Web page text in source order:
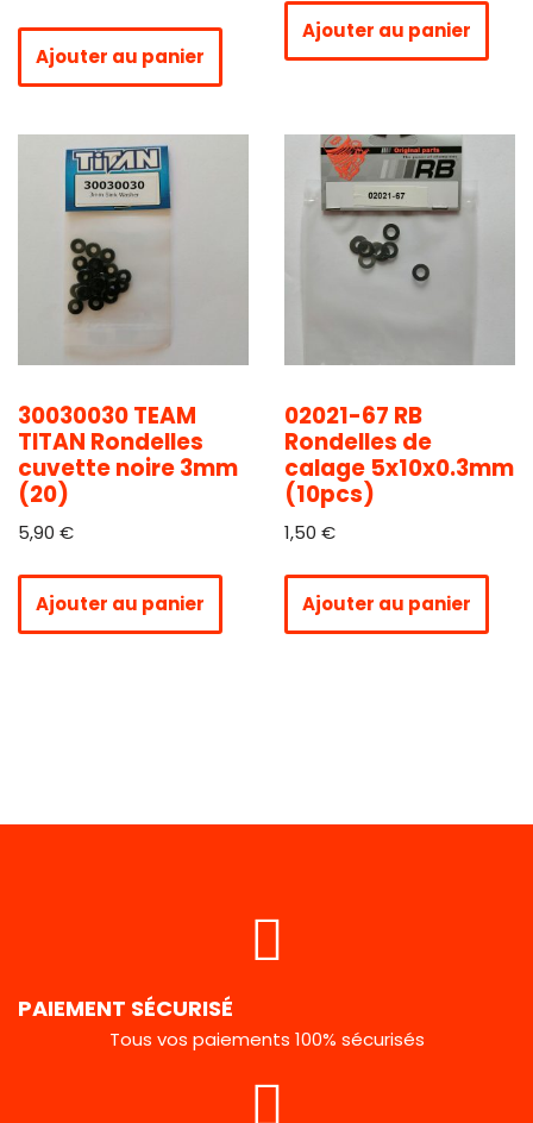
Ajouter au panier
Ajouter au panier
30030030 TEAM
TITAN Rondelles
cuvette noire 3mm
(20)
5,90 €
Ajouter au panier
02021-67 RB
Rondelles de
calage 5x10x0.3mm
(10pcs)
1,50 €
Ajouter au panier
PAIEMENT SÉCURISÉ
Tous vos paiements 100% sécurisés